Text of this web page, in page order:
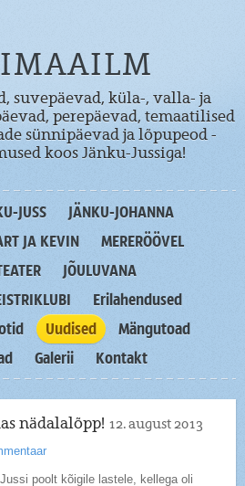
suvepäevad, küla-, valla- ja
perepäevad, temaatilised
sünnipäevad ja lõpupeod -
koos Jänku-Jussiga!
JUSS
JÄNKU-JOHANNA
JA KEVIN
MERERÖÖVEL
JÕULUVANA
Erilahendused
Uudised
Mängutoad
Galerii Kontakt
nädalalõpp! 12. august 2013
poolt kõigile lastele, kellega oli